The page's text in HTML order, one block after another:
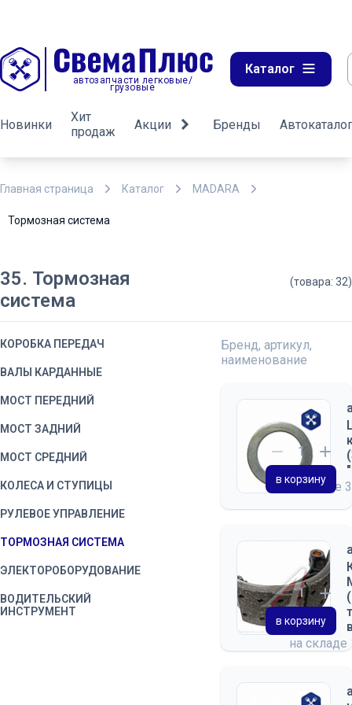
автозапчасти легковые/
грузовые
Каталог
Новинки
Хит
продаж
Акции Бренды Автокаталог
Главная страница Каталог MADARA
Тормозная система
35. Тормозная
система
(товара: 32)
КОРОБКА ПЕРЕДАЧ
ВАЛЫ КАРДАННЫЕ
МОСТ ПЕРЕДНИЙ
МОСТ ЗАДНИЙ
МОСТ СРЕДНИЙ
КОЛЕСА И СТУПИЦЫ
РУЛЕВОЕ УПРАВЛЕНИЕ
ТОРМОЗНАЯ СИСТЕМА
ЭЛЕКТОРОБОРУДОВАНИЕ
ВОДИТЕЛЬСКИЙ
ИНСТРУМЕНТ
Бренд, артикул,
наименование
на складе
в корзину
на складе
в корзину